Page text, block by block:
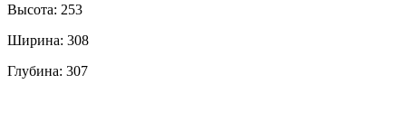
Высота: 253
Ширина: 308
Глубина: 307